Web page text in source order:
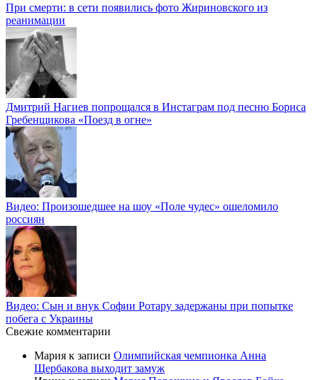
При смерти: в сети появились фото Жириновского из
реанимации
Дмитрий Нагиев попрощался в Инстаграм под песню Бориса
Гребенщикова «Поезд в огне»
Видео: Произошедшее на шоу «Поле чудес» ошеломило
россиян
Видео: Сын и внук Софии Ротару задержаны при попытке
побега с Украины
Свежие комментарии
Мария к записи Олимпийская чемпионка Анна
Щербакова выходит замуж